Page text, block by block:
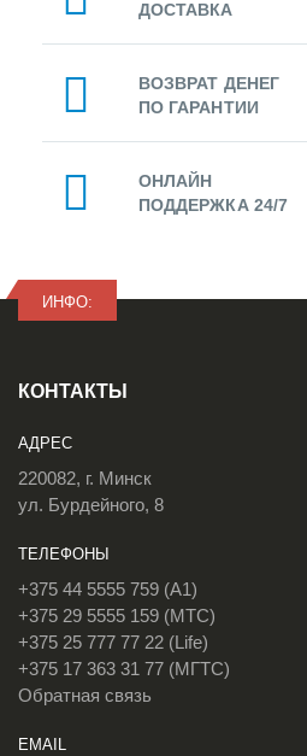
ДОСТАВКА
ВОЗВРАТ ДЕНЕГ
ПО ГАРАНТИИ
ОНЛАЙН
ПОДДЕРЖКА 24/7
ИНФО:
КОНТАКТЫ
АДРЕС
220082, г. Минск
ул. Бурдейного, 8
ТЕЛЕФОНЫ
+375 44 5555 759 (A1)
+375 29 5555 159 (МТС)
+375 25 777 77 22 (Life)
+375 17 363 31 77 (МГТС)
Обратная связь
EMAIL